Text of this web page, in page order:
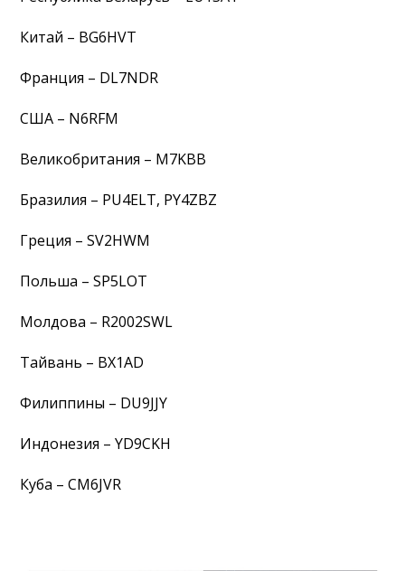
Китай – BG6HVT
Франция – DL7NDR
США – N6RFM
Великобритания – M7KBB
Бразилия – PU4ELT, PY4ZBZ
Греция – SV2HWM
Польша – SP5LOT
Молдова – R2002SWL
Тайвань – BX1AD
Филиппины – DU9JJY
Индонезия – YD9CKH
Куба – CM6JVR